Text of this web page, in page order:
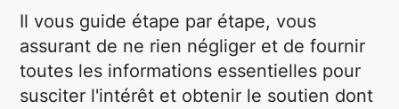
Il vous guide étape par étape, vous
assurant de ne rien négliger et de fournir
toutes les informations essentielles pour
susciter l'intérêt et obtenir le soutien dont